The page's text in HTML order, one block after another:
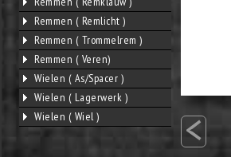
Remmen ( Remlicht )
Remmen ( Trommelrem )
Remmen ( Veren)
Wielen ( As/Spacer )
Wielen ( Lagerwerk )
Wielen ( Wiel )
<